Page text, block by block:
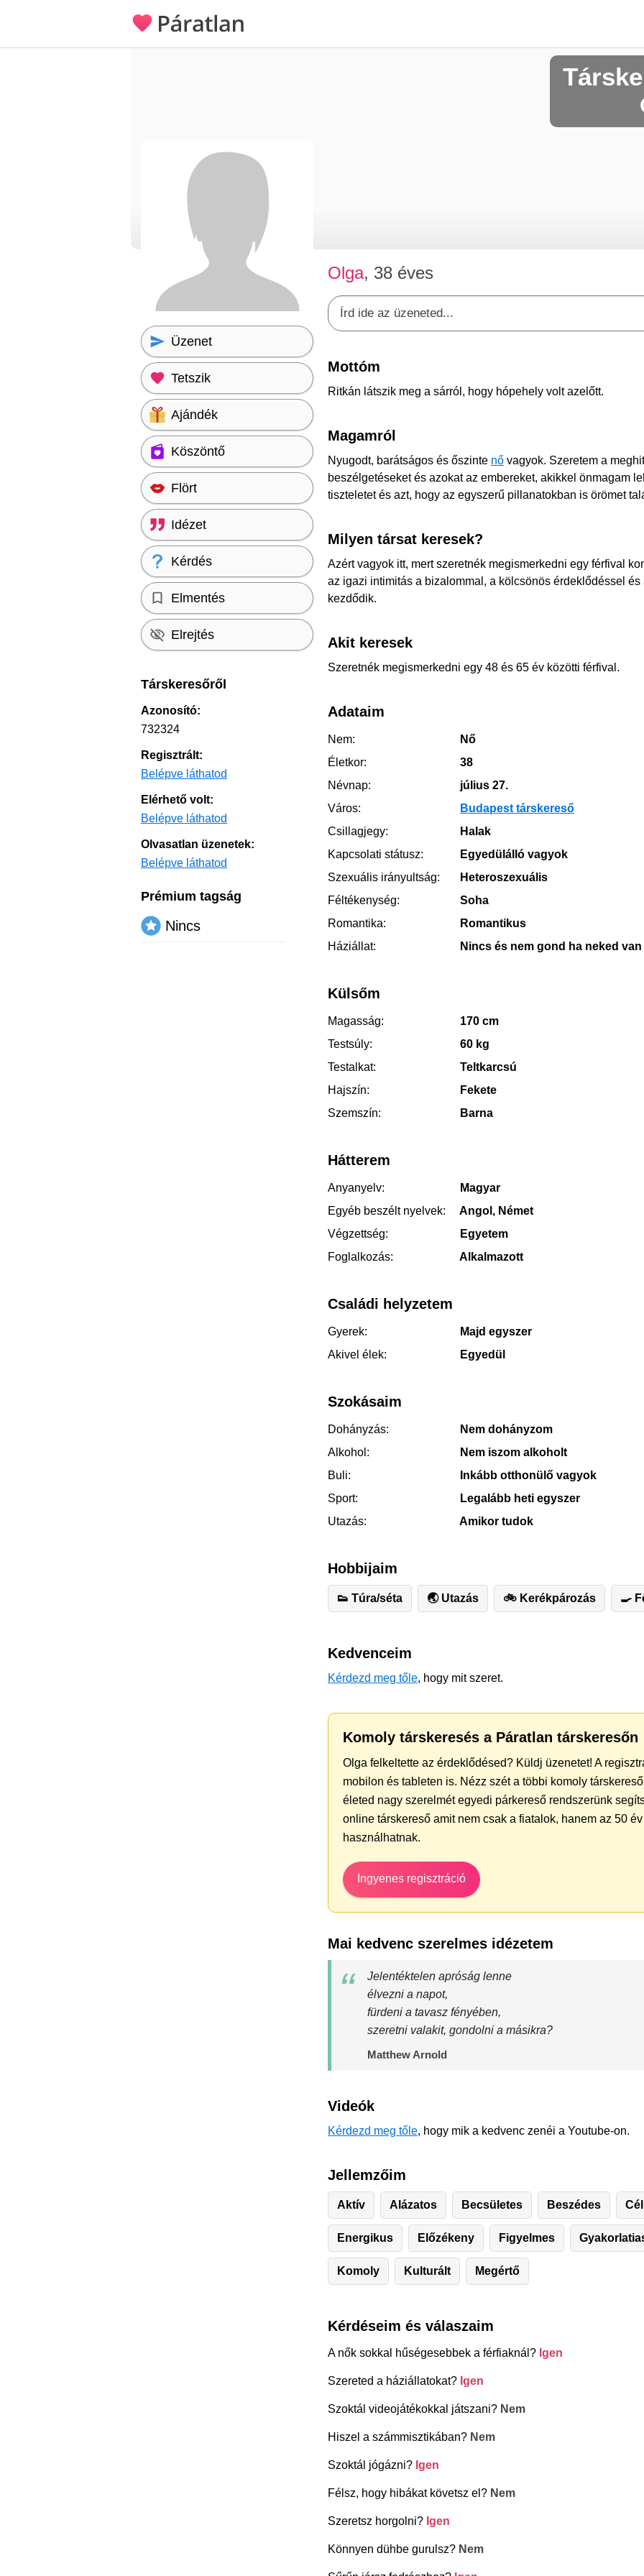
Olga, 38 éves
Mottóm
Ritkán látszik meg a sárról, hogy hópehely volt azelőtt.
Magamról
Nyugodt, barátságos és őszinte nő vagyok. Szeretem a
beszélgetéseket és azokat az embereket, akikkel önmagam
tiszteletet és azt, hogy az egyszerű pillanatokban is örömet
Milyen társat keresek?
Azért vagyok itt, mert szeretnék megismerkedni egy férfival
az igazi intimitás a bizalommal, a kölcsönös érdeklődéssel
kezdődik.
Akit keresek
Szeretnék megismerkedni egy 48 és 65 év közötti férfival.
Adataim
Nem:
Nő
Életkor:
38
Névnap:
július 27.
Város:
Budapest társkereső
Csillagjegy:
Halak
Kapcsolati státusz:
Egyedülálló vagyok
Szexuális irányultság:
Heteroszexuális
Féltékenység:
Soha
Romantika:
Romantikus
Háziállat:
Nincs és nem gond ha neked van
Külsőm
Magasság:
170 cm
Testsúly:
60 kg
Testalkat:
Teltkarcsú
Hajszín:
Fekete
Szemszín:
Barna
Hátterem
Anyanyelv:
Magyar
Egyéb beszélt nyelvek:
Angol, Német
Végzettség:
Egyetem
Foglalkozás:
Alkalmazott
Családi helyzetem
Gyerek:
Majd egyszer
Akivel élek:
Egyedül
Szokásaim
Dohányzás:
Nem dohányzom
Alkohol:
Nem iszom alkoholt
Buli:
Inkább otthonülő vagyok
Sport:
Legalább heti egyszer
Utazás:
Amikor tudok
Hobbijaim
👟 Túra/séta 🌏 Utazás 🚲 Kerékpározás 🍳
Kedvenceim
Kérdezd meg tőle, hogy mit szeret.
Komoly társkeresés a Páratlan társkeresőn
Olga felkeltette az érdeklődésed? Küldj üzenetet! A
mobilon és tableten is. Nézz szét a többi komoly
életed nagy szerelmét egyedi párkereső rendszerünk
online társkereső amit nem csak a fiatalok, hanem az 50
használhatnak.
Ingyenes regisztráció
Mai kedvenc szerelmes idézetem
Jelentéktelen apróság lenne
élvezni a napot,
fürdeni a tavasz fényében,
szeretni valakit, gondolni a másikra?
Matthew Arnold
Videók
Kérdezd meg tőle, hogy mik a kedvenc zenéi a Youtube-on.
Jellemzőim
Aktív Alázatos Becsületes Beszédes
Energikus Előzékeny Figyelmes
Komoly Kulturált Megértő
Kérdéseim és válaszaim
A nők sokkal hűségesebbek a férfiaknál? Igen
Szereted a háziállatokat? Igen
Szoktál videojátékokkal játszani? Nem
Hiszel a számmisztikában? Nem
Szoktál jógázni? Igen
Félsz, hogy hibákat követsz el? Nem
Szeretsz horgolni? Igen
Könnyen dühbe gurulsz? Nem
Üzenet
Tetszik
Ajándék
Köszöntő
Flört
Idézet
Kérdés
Elmentés
Elrejtés
Társkeresőről
Azonosító:
732324
Regisztrált:
Belépve láthatod
Elérhető volt:
Belépve láthatod
Olvasatlan üzenetek:
Belépve láthatod
Prémium tagság
Nincs